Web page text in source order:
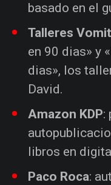
basado en el
Talleres
en 90 dias» y
dias», los
David.
Amazon KDP:
libros en
Paco Roca: